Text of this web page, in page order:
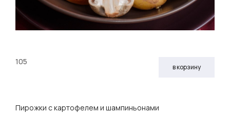
105
в корзину
Пирожки с картофелем и шампиньонами